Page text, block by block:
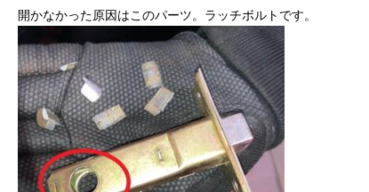
開かなかった原因はこのパーツ。ラッチボルトです。